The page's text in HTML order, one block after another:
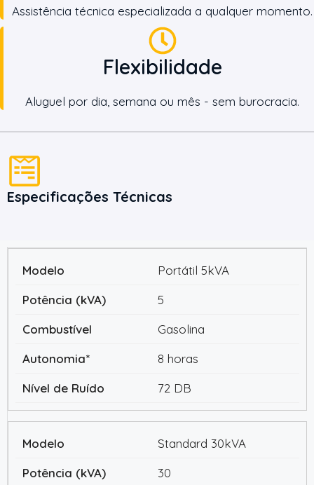
Assistência técnica especializada a qualquer momento.
Flexibilidade
Aluguel por dia, semana ou mês - sem burocracia.
Especificações Técnicas
Portátil 5kVA
5
Gasolina
8 horas
72 DB
Standard 30kVA
30